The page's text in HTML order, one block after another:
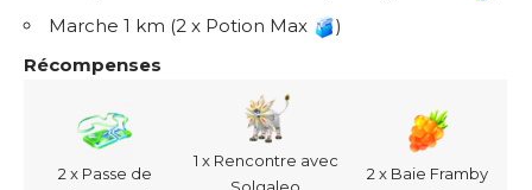
Marche 1 km (2 x Potion Max
)
Récompenses
2 x Passe de
1 x Rencontre avec
Solgaleo
2 x Baie Framby